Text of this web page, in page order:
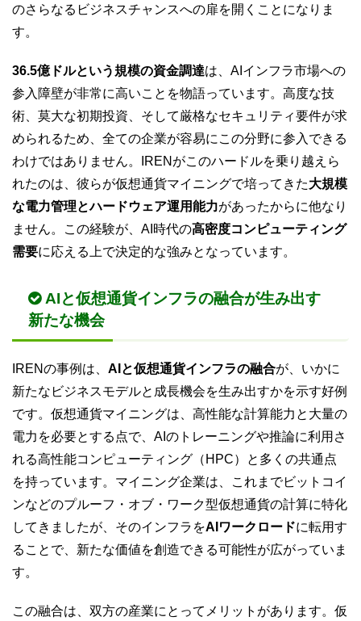
のさらなるビジネスチャンスへの扉を開くことになりま
す。
36.5億ドルという規模の資金調達は、AIインフラ市場への
参入障壁が非常に高いことを物語っています。高度な技
術、莫大な初期投資、そして厳格なセキュリティ要件が求
められるため、全ての企業が容易にこの分野に参入できる
わけではありません。IRENがこのハードルを乗り越えら
れたのは、彼らが仮想通貨マイニングで培ってきた大規模
な電力管理とハードウェア運用能力があったからに他なり
ません。この経験が、AI時代の高密度コンピューティング
需要に応える上で決定的な強みとなっています。
AIと仮想通貨インフラの融合が生み出す
新たな機会
IRENの事例は、 AIと仮想通貨インフラの融合が、いかに
新たなビジネスモデルと成長機会を生み出すかを示す好例
です。仮想通貨マイニングは、高性能な計算能力と大量の
電力を必要とする点で、AIのトレーニングや推論に利用さ
れる高性能コンピューティング（HPC）と多くの共通点
を持っています。マイニング企業は、これまでビットコイ
ンなどのプルーフ・オブ・ワーク型仮想通貨の計算に特化
してきましたが、そのインフラをAIワークロードに転用す
ることで、新たな価値を創造できる可能性が広がっていま
す。
この融合は、双方の産業にとってメリットがあります。仮